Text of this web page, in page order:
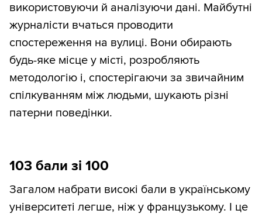
використовуючи й аналізуючи дані. Майбутні
журналісти вчаться проводити
спостереження на вулиці. Вони обирають
будь-яке місце у місті, розробляють
методологію і, спостерігаючи за звичайним
спілкуванням між людьми, шукають різні
патерни поведінки.
103 бали зі 100
Загалом набрати високі бали в українському
університеті легше, ніж у французькому. І це